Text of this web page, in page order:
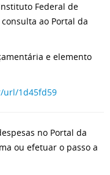
Federal de
ao Portal da
e elemento
url/1d45fd59
no Portal da
ou efetuar o passo a